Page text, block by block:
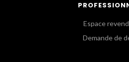
Espace
Demande de